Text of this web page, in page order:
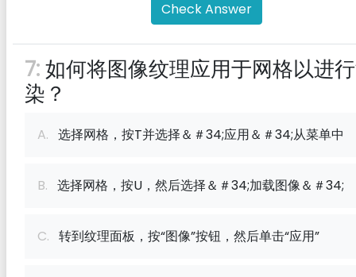
Check Answer
7:如何将图像纹理应用于网格以进
染？
A. 选择网格，按T并选择＆＃34;应用＆＃34;从菜单中
B. 选择网格，按U，然后选择＆＃34;加载图像＆＃34;
C. 转到纹理面板，按“图像”按钮，然后单击“应用”